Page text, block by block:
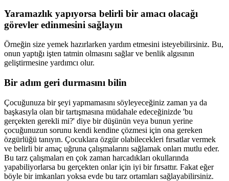
Yaramazlık yapıyorsa belirli bir amacı olacağı
görevler edinmesini sağlayın
Örneğin size yemek hazırlarken yardım etmesini isteyebilirsiniz. Bu,
onun yaptığı işten tatmin olmasını sağlar ve benlik algısının
geliştirmesine yardımcı olur.
Bir adım geri durmasını bilin
Çocuğunuza bir şeyi yapmamasını söyleyeceğiniz zaman ya da
başkasıyla olan bir tartışmasına müdahale edeceğinizde 'bu
gerçekten gerekli mi?' diye bir düşünün veya bunun yerine
çocuğunuzun sorunu kendi kendine çözmesi için ona gereken
özgürlüğü tanıyın. Çocuklara özgür olabilecekleri fırsatlar vermek
ve belirli bir amaç uğruna çalışmalarını sağlamak onları mutlu eder.
Bu tarz çalışmaları en çok zaman harcadıkları okullarında
yapabiliyorlarsa bu gerçekten onlar için iyi bir fırsattır. Fakat eğer
böyle bir imkanları yoksa evde bu tarz ortamları sağlayabilirsiniz.